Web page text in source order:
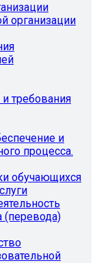
организации
требования
и
процесса.
обучающихся
(перевода)